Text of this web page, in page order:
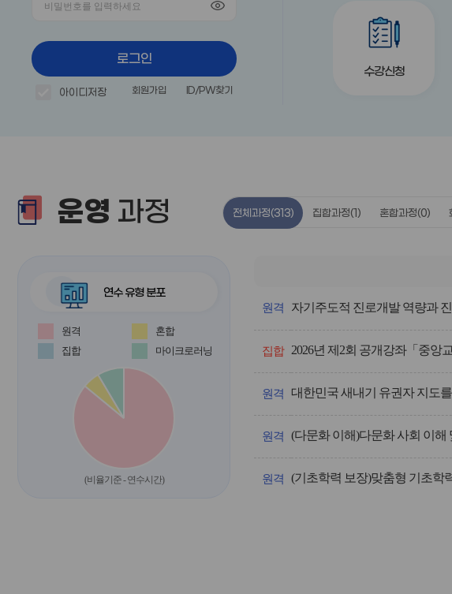
로그인
아이디저장 회원가입 ID/PW찾기
title
수강신청
운영 과정
연수 유형 분포
원격
혼합
집합
마이크로러닝
(비율기준 - 연수시간)
전체과정(313) 집합과정(1) 혼합과정(0)
체
의
과
차
획
원격 자기주도적 진로개발 역량과
집합 2026년 제2회 공개강좌「중앙
원격 대한민국 새내기 유권자 지도
원격 (다문화 이해)다문화 사회 이
원격 (기초학력 보장)맞춤형 기초학